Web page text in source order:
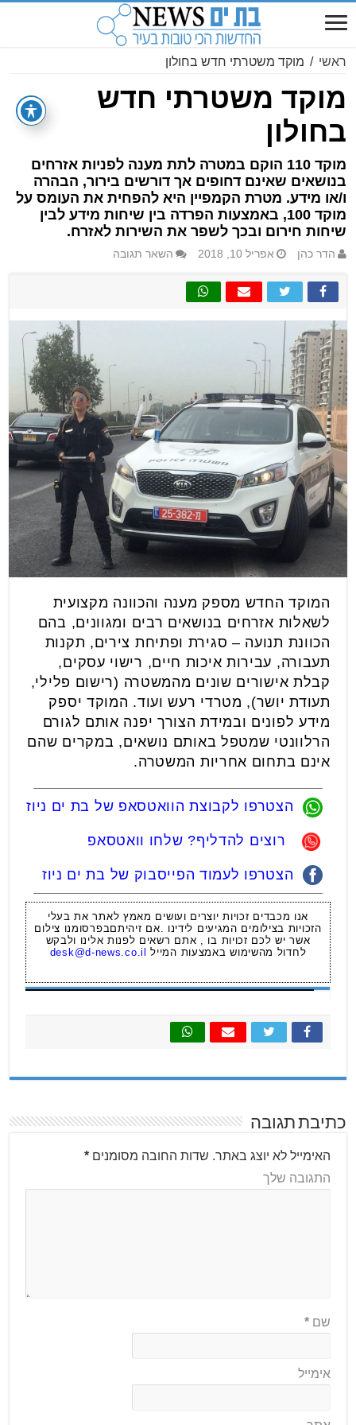
ראשי / מוקד משטרתי חדש בחולון
מוקד משטרתי חדש
בחולון
מוקד 110 הוקם במטרה לתת מענה לפניות אזרחים
בנושאים שאינם דחופים אך דורשים בירור, הבהרה
ו/או מידע. מטרת הקמפיין היא להפחית את העומס על
מוקד 100, באמצעות הפרדה בין שיחות מידע לבין
שיחות חירום ובכך לשפר את השירות לאזרח.
הדר כהן אפריל 10, 2018 השאר תגובה
המוקד החדש מספק מענה והכוונה מקצועית
לשאלות אזרחים בנושאים רבים ומגוונים, בהם
הכוונת תנועה – סגירת ופתיחת צירים, תקנות
תעבורה, עבירות איכות חיים, רישוי עסקים,
קבלת אישורים שונים מהמשטרה (רישום פלילי,
תעודת יושר), מטרדי רעש ועוד. המוקד יספק
מידע לפונים ובמידת הצורך יפנה אותם לגורם
הרלוונטי שמטפל באותם נושאים, במקרים שהם
אינם בתחום אחריות המשטרה.
הצטרפו לקבוצת הוואטסאפ של בת ים ניוז
רוצים להדליף? שלחו וואטסאפ
הצטרפו לעמוד הפייסבוק של בת ים ניוז
אנו מכבדים זכויות יוצרים ועושים מאמץ לאתר את בעלי
הזכויות בצילומים המגיעים לידינו .אם זיהיתםבפרסומנו צילום
אשר יש לכם זכויות בו , אתם רשאים לפנות אלינו ולבקש
לחדול מהשימוש באמצעות המייל
desk@d-news.co.il
כתיבת תגובה
האימייל לא יוצג באתר. שדות החובה מסומנים*
התגובה שלך
שם*
אימייל